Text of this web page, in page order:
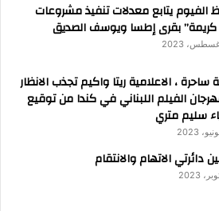
الفيوم يتابع معدلات تنفيذ مشروعات
كريمة” بقرى إطسا ويوسف الصديق
ساحرة ، الاعلامية ريتا واكيم تجذب الانظار
الفيلم اللبناني في كندا من توقيع
سليم متري
دائرتي الاتهام والانتقام